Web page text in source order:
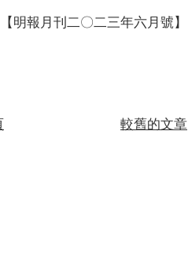
明報月刊二〇二三年六月號】
較舊的文章